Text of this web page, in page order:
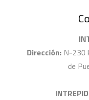
Dirección: N-230
de